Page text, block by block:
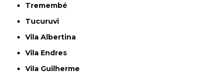
Tremembé
Tucuruvi
Vila Albertina
Vila Endres
Vila Guilherme